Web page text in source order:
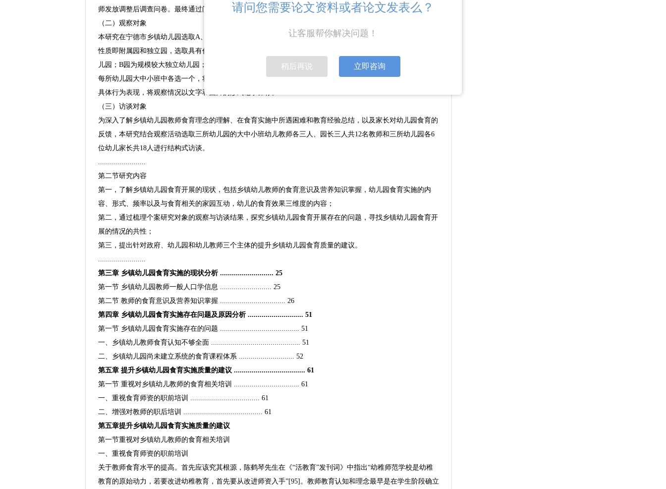
师发放调整后调查问卷。最终通过问卷星系统共回收有效问卷249份。
（二）观察对象
本研究在宁德市乡镇幼儿园选取A、B、C三所幼儿园进行非参与式观察。笔者根据乡镇幼儿园的办园规模和园所
性质即附属园和独立园，选取具有代表性和典型性的乡镇幼儿园，其中A园为办园规模较大的乡镇小学的附属幼
儿园；B园为规模较大独立幼儿园；C园为规模较小的独立幼儿园。将此三所幼儿园作为主要观察点，并随机在
每所幼儿园大中小班中各选一个，将班级教师和幼儿作为观察对象，主要观察教师幼儿在食育相关课程活动中的
具体行为表现，将观察情况以文字和图片的形式记录保存。
（三）访谈对象
为深入了解乡镇幼儿园教师食育理念的理解、在食育实施中所遇困难和教育经验总结，以及家长对幼儿园食育的
反馈，本研究结合观察活动选取三所幼儿园的大中小班幼儿教师各三人、园长三人共12名教师和三所幼儿园各6
位幼儿家长共18人进行结构式访谈。
........................
第二节研究内容
第一，了解乡镇幼儿园食育开展的现状，包括乡镇幼儿教师的食育意识及营养知识掌握，幼儿园食育实施的内
容、形式、频率以及与食育相关的家园互动，幼儿的食育效果三维度的内容；
第二，通过梳理个案研究对象的观察与访谈结果，探究乡镇幼儿园食育开展存在的问题，寻找乡镇幼儿园食育开
展的情况的共性；
第三，提出针对政府、幼儿园和幼儿教师三个主体的提升乡镇幼儿园食育质量的建议。
........................
第三章 乡镇幼儿园食育实施的现状分析 ........................... 25
第一节 乡镇幼儿园教师一般人口学信息 .......................... 25
第二节 教师的食育意识及营养知识掌握 ................................. 26
第四章 乡镇幼儿园食育实施存在问题及原因分析 ............................ 51
第一节 乡镇幼儿园食育实施存在的问题 ........................................ 51
一、乡镇幼儿教师食育认知不够全面 ............................................. 51
二、乡镇幼儿园尚未建立系统的食育课程体系 ............................ 52
第五章 提升乡镇幼儿园食育实施质量的建议 .................................... 61
第一节 重视对乡镇幼儿教师的食育相关培训 ................................. 61
一、重视食育师资的职前培训 ................................... 61
二、增强对教师的职后培训 ........................................ 61
第五章提升乡镇幼儿园食育实施质量的建议
第一节重视对乡镇幼儿教师的食育相关培训
一、重视食育师资的职前培训
关于教师食育水平的提高。首先应该究其根源，陈鹤琴先生在《“活教育”发刊词》中指出“幼稚师范学校是幼稚
教育的原始动力，若要改进幼稚教育，首先要从改进师资入手”[95]。教师教育认知和理念最早是在学生阶段确立
请问您需要论文资料或者论文发表么？
让客服帮你解决问题！
稍后再说 立即咨询